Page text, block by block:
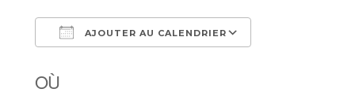
AJOUTER AU CALENDRIER
OÙ